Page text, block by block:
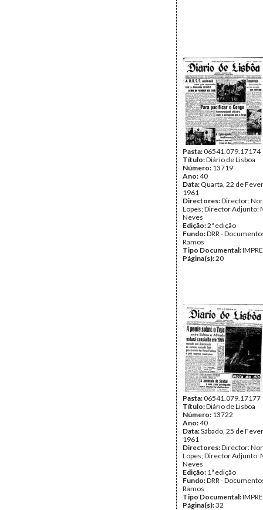
Pasta:06541.079.17174
Título:Diário de Lisboa
Número: 13719
Ano:40
Data: Quarta, 22 de
1961
Directores:Director:
Lopes; Director Adjunto:
Neves
Edição:2ª edição
Fundo:DRR -
Ramos
Tipo Documental:
Página(s):20
Pasta:06541.079.17177
Título:Diário de Lisboa
Número: 13722
Ano:40
Data:Sábado, 25 de
1961
Directores:Director:
Lopes; Director Adjunto:
Neves
Edição: 1ª edição
Fundo:DRR -
Ramos
Tipo Documental:
Página(s):32